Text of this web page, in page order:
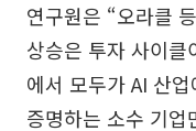
연구원은 “오라클
상승은 투자 사이
에서 모두가 AI 산
증명하는 소수 기업